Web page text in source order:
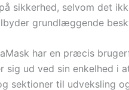
sikkerhed, selvom det
grundlæggende
har en præcis
sig ud ved sin enkelhed
sektioner til udveksling